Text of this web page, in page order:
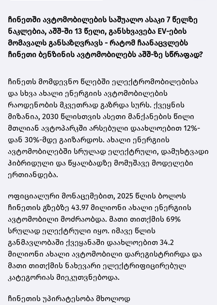
ჩინეთში ავტომობილების საშუალო ასაკი 7 წელზე
ნაკლებია, აშშ-ში 13 წელი, განსხვავება EV-ების
მომავალს განსაზღვრავს - რატომ ჩაანაცვლებს
ჩინეთი ბენზინის ავტომობილებს აშშ-ზე სწრაფად?
ჩინეთს მომდევნო წლებში ელექტრომობილებისა
და სხვა ახალი ენერგიის ავტომობილების
რაოდენობის მკვეთრად გაზრდა სურს. ქვეყნის
მიზანია, 2030 წლისთვის ასეთი მანქანების წილი
მთლიან ავტოპარკში არსებული დაახლოებით 12%-
დან 30%-მდე გაიზარდოს. ახალი ენერგიის
ავტომობილებში სრულად ელექტრული, დამუხტვადი
ჰიბრიდული და წყალბადზე მომუშავე მოდელები
ერთიანდება.
ოფიციალური მონაცემებით, 2025 წლის ბოლოს
ჩინეთის გზებზე 43.97 მილიონი ახალი ენერგიის
ავტომობილი მოძრაობდა. მათი თითქმის 69%
სრულად ელექტრული იყო. იმავე წლის
განმავლობაში ქვეყანაში დაახლოებით 34.2
მილიონი ახალი ავტომობილი დარეგისტრირდა და
მათი თითქმის ნახევარი ელექტრიფიცირებულ
კატეგორიას მიეკუთვნებოდა.
ჩინეთის უპირატესობა მხოლოდ